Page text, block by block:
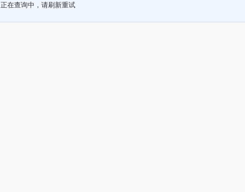
正在查询中，请刷新重试